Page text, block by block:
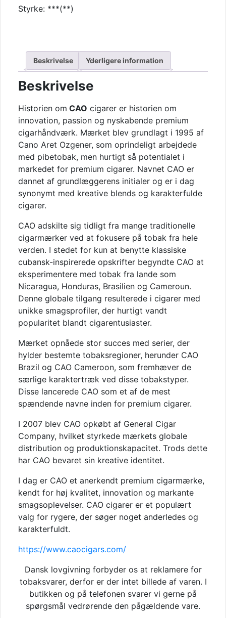
Styrke: ***(**)
Beskrivelse Yderligere information
Beskrivelse
Historien om CAO cigarer er historien om
innovation, passion og nyskabende premium
cigarhåndværk. Mærket blev grundlagt i 1995 af
Cano Aret Ozgener, som oprindeligt arbejdede
med pibetobak, men hurtigt så potentialet i
markedet for premium cigarer. Navnet CAO er
dannet af grundlæggerens initialer og er i dag
synonymt med kreative blends og karakterfulde
cigarer.
CAO adskilte sig tidligt fra mange traditionelle
cigarmærker ved at fokusere på tobak fra hele
verden. I stedet for kun at benytte klassiske
cubansk-inspirerede opskrifter begyndte CAO at
eksperimentere med tobak fra lande som
Nicaragua, Honduras, Brasilien og Cameroun.
Denne globale tilgang resulterede i cigarer med
unikke smagsprofiler, der hurtigt vandt
popularitet blandt cigarentusiaster.
Mærket opnåede stor succes med serier, der
hylder bestemte tobaksregioner, herunder CAO
Brazil og CAO Cameroon, som fremhæver de
særlige karaktertræk ved disse tobakstyper.
Disse lancerede CAO som et af de mest
spændende navne inden for premium cigarer.
I 2007 blev CAO opkøbt af General Cigar
Company, hvilket styrkede mærkets globale
distribution og produktionskapacitet. Trods dette
har CAO bevaret sin kreative identitet.
I dag er CAO et anerkendt premium cigarmærke,
kendt for høj kvalitet, innovation og markante
smagsoplevelser. CAO cigarer er et populært
valg for rygere, der søger noget anderledes og
karakterfuldt.
https://www.caocigars.com/
Dansk lovgivning forbyder os at reklamere for
tobaksvarer, derfor er der intet billede af varen. I
butikken og på telefonen svarer vi gerne på
spørgsmål vedrørende den pågældende vare.